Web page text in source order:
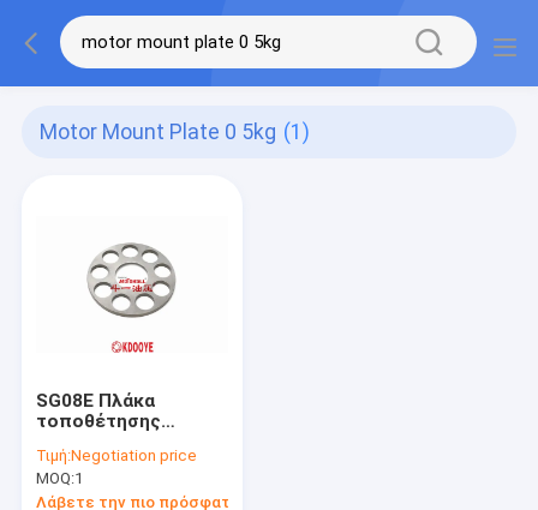
Motor Mount Plate 0 5kg (1)
SG08E Πλάκα
τοποθέτησης
cx210 sk250-8
sk260-8 SH200 R210-
3
Τιμή:Negotiation price
MOQ:1
Λάβετε την πιο πρόσφατη τιμή